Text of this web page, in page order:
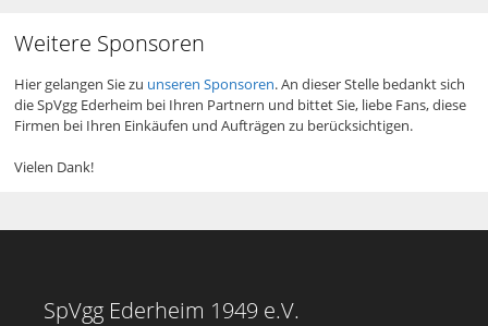
Weitere Sponsoren
Hier gelangen Sie zu unseren Sponsoren. An dieser Stelle bedankt sich
die SpVgg Ederheim bei Ihren Partnern und bittet Sie, liebe Fans, diese
Firmen bei Ihren Einkäufen und Aufträgen zu berücksichtigen.
Vielen Dank!
SpVgg Ederheim 1949 e.V.